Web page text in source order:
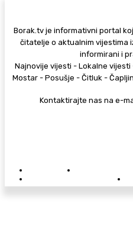
Borak.tv je informativni portal
čitatelje o aktualnim vijestima
informirani i
Najnovije vijesti - Lokalne
Mostar - Posušje - Čitluk -
Kontaktirajte nas na e-